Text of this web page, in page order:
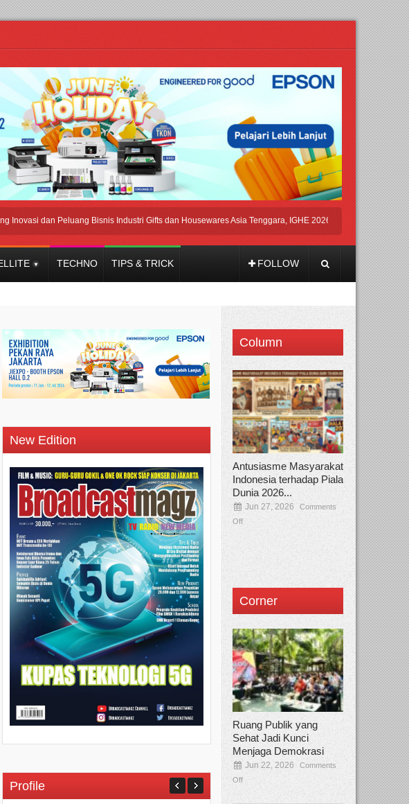
dan Peluang Bisnis Industri Gifts dan Housewares Asia Tenggara, IGHE 2026 Kembali Digelar di Jakarta
TECHNO TIPS & TRICK FOLLOW
New Edition
Profile
Column
Antusiasme Masyarakat
Indonesia terhadap Piala
Dunia 2026...
Jun 27, 2026
Comments
Off
Corner
Ruang Publik yang
Sehat Jadi Kunci
Menjaga Demokrasi
Jun 22, 2026
Comments
Off